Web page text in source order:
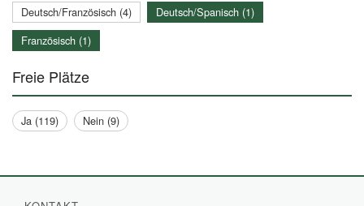
Deutsch/Französisch (4)
Deutsch/Spanisch (1)
Französisch (1)
Freie Plätze
Ja (119) Nein (9)